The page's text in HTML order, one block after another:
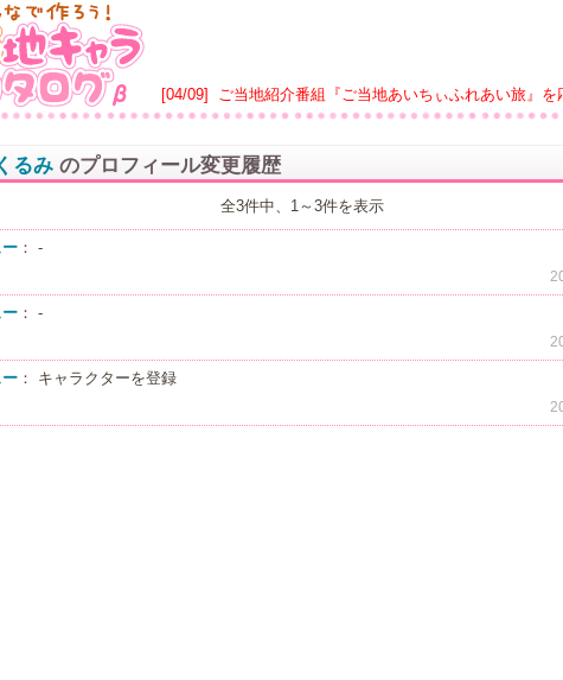
[04/09] ご当地紹介番組『ご当地あいちぃふれあい旅』を
るみ のプロフィール変更履歴
全3件中、1～3件を表示
： -
： -
： キャラクターを登録